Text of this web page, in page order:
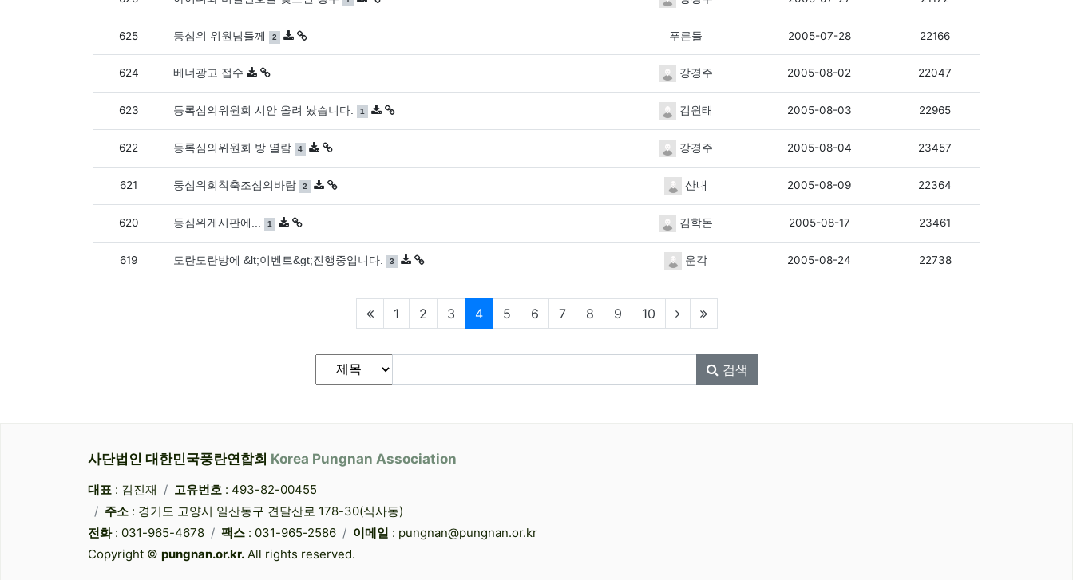
625 등심위 위원님들께 댓글
2 개 푸른들 2005-07-28 22166
624 베너광고 접수 강경주 2005-08-02 22047
623 등록심의위원회 시안 올려 놨습니다. 댓글
1 개 김원태 2005-08-03 22965
622 등록심의위원회 방 열람 댓글
4 개 강경주 2005-08-04 23457
621 둥심위회칙축조심의바람 댓글
2 개 산내 2005-08-09 22364
620 등심위게시판에... 댓글
1 개 김학돈 2005-08-17 23461
619 도란도란방에 &lt;이벤트&gt;진행중입니다. 댓글
3 개 운각 2005-08-24 22738
1 2 3 4현재페이지
5 6 7 8 9 10
게시물 검색
검색대상
검색어필수 검색
사단법인 대한민국풍란연합회 Korea Pungnan Association
대표 : 김진재 고유번호 : 493-82-00455
주소 : 경기도 고양시 일산동구 견달산로 178-30(식사동)
전화: 031-965-4678 팩스 : 031-965-2586 이메일 : pungnan@pungnan.or.kr
Copyright © pungnan.or.kr. All rights reserved.